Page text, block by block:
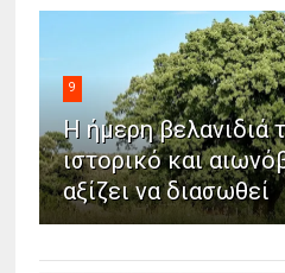
9
Η ήμερη βελανιδιά
ιστορικό και
αξίζει να διασωθεί